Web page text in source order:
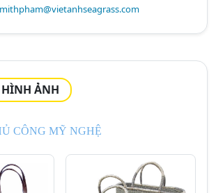
ẢNH
CÔNG MỸ NGHỆ